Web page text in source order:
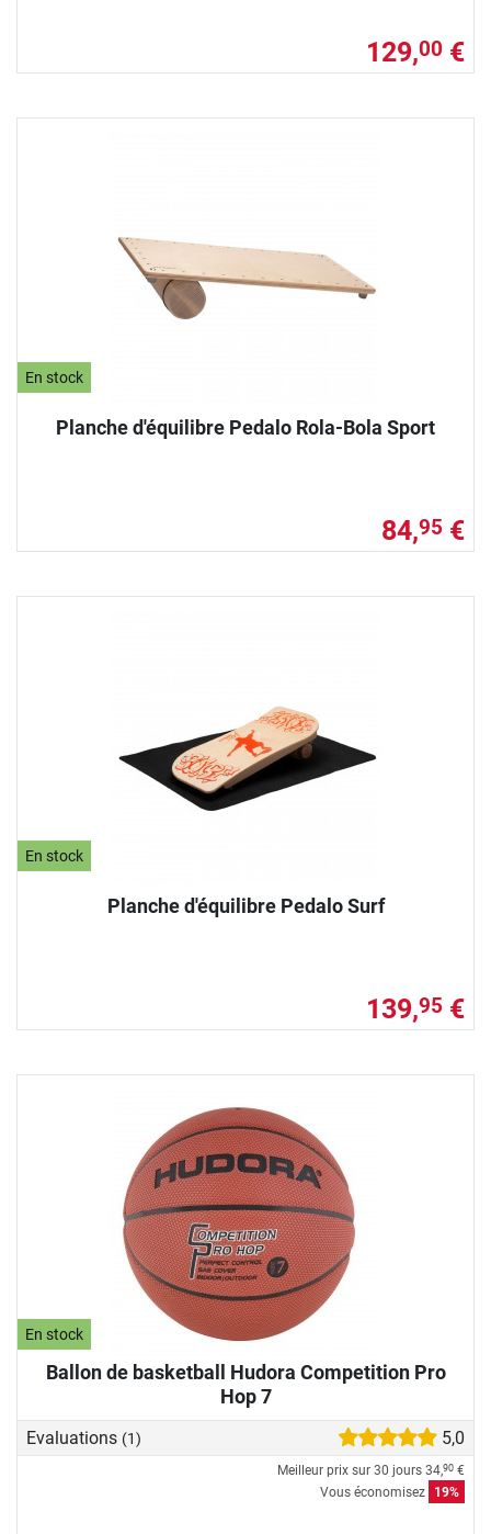
129,00 €
En stock
Planche d'équilibre Pedalo Rola-Bola Sport
84,95 €
En stock
Planche d'équilibre Pedalo Surf
139,95 €
En stock
Ballon de basketball Hudora Competition Pro
Hop 7
Evaluations (1) 5,0
Meilleur prix sur 30 jours 34,90 €
Vous économisez
19%